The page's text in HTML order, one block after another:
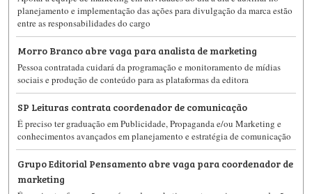
planejamento e implementação das ações para divulgação da marca estão
entre as responsabilidades do cargo
Morro Branco abre vaga para analista de marketing
Pessoa contratada cuidará da programação e monitoramento de mídias
sociais e produção de conteúdo para as plataformas da editora
SP Leituras contrata coordenador de comunicação
É preciso ter graduação em Publicidade, Propaganda e/ou Marketing e
conhecimentos avançados em planejamento e estratégia de comunicação
Grupo Editorial Pensamento abre vaga para coordenador de
marketing